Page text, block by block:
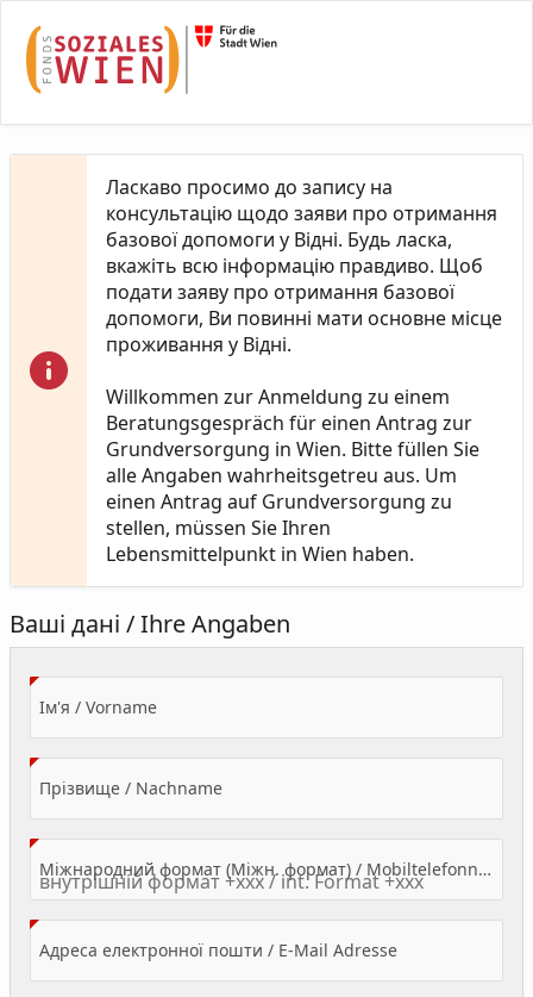
Ласкаво просимо до запису на
консультацію щодо заяви про отримання
базової допомоги у Відні. Будь ласка,
вкажіть всю інформацію правдиво. Щоб
подати заяву про отримання базової
допомоги, Ви повинні мати основне місце
проживання у Відні.
Willkommen zur Anmeldung zu einem
Beratungsgespräch für einen Antrag zur
Grundversorgung in Wien. Bitte füllen Sie
alle Angaben wahrheitsgetreu aus. Um
einen Antrag auf Grundversorgung zu
stellen, müssen Sie Ihren
Lebensmittelpunkt in Wien haben.
Ваші дані / Ihre Angaben
Ім'я / Vorname(Value Required)
Прізвище / Nachname(Value Required)
Міжнародний формат (Міжн. формат) / Mobiltelefonnummer
Адреса електронної пошти / E-Mail Adresse(Value Required)